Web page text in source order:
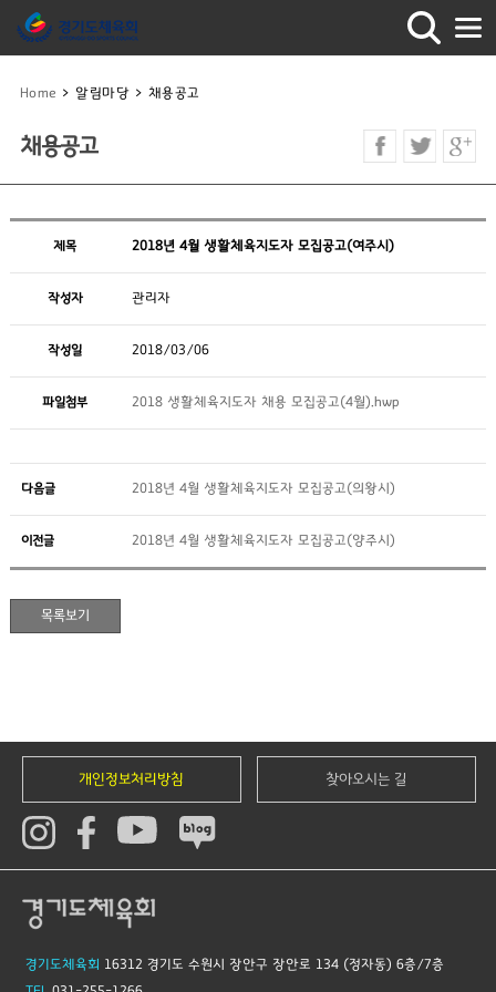
Home > 알림마당 > 채용공고
채용공고
제목 2018년 4월 생활체육지도자 모집공고(여주시)
작성자 관리자
작성일 2018/03/06
파일첨부 2018 생활체육지도자 채용 모집공고(4월).hwp
다음글 2018년 4월 생활체육지도자 모집공고(의왕시)
이전글 2018년 4월 생활체육지도자 모집공고(양주시)
개인정보처리방침 찾아오시는 길
경기도체육회 16312 경기도 수원시 장안구 장안로 134 (정자동) 6층/7층